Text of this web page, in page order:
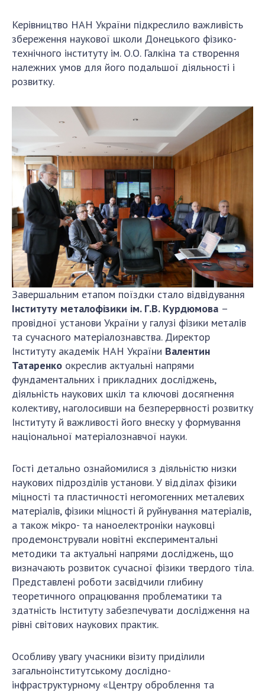
Керівництво НАН України підкреслило важливість
збереження наукової школи Донецького фізико-
технічного інституту ім. О.О. Галкіна та створення
належних умов для його подальшої діяльності і
розвитку.
Завершальним етапом поїздки стало відвідування
Інституту металофізики ім. Г.В. Курдюмова –
провідної установи України у галузі фізики металів
та сучасного матеріалознавства. Директор
Інституту академік НАН України Валентин
Татаренко окреслив актуальні напрями
фундаментальних і прикладних досліджень,
діяльність наукових шкіл та ключові досягнення
колективу, наголосивши на безперервності розвитку
Інституту й важливості його внеску у формування
національної матеріалознавчої науки.
Гості детально ознайомилися з діяльністю низки
наукових підрозділів установи. У відділах фізики
міцності та пластичності негомогенних металевих
матеріалів, фізики міцності й руйнування матеріалів,
а також мікро- та наноелектроніки науковці
продемонстрували новітні експериментальні
методики та актуальні напрями досліджень, що
визначають розвиток сучасної фізики твердого тіла.
Представлені роботи засвідчили глибину
теоретичного опрацювання проблематики та
здатність Інституту забезпечувати дослідження на
рівні світових наукових практик.
Особливу увагу учасники візиту приділили
загальноінститутському дослідно-
інфраструктурному «Центру оброблення та